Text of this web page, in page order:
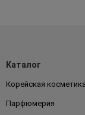
Каталог
Корейская косметика
Парфюмерия